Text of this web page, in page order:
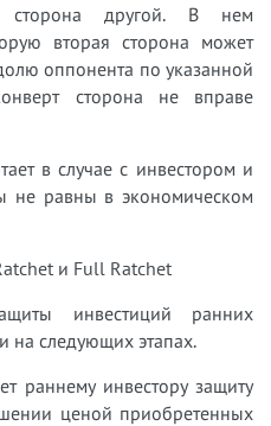
сторона другой. В нем
вторая сторона может
оппонента по указанной
сторона не вправе
в случае с инвестором и
не равны в экономическом
и Full Ratchet
инвестиций ранних
на следующих этапах.
раннему инвестору защиту
ценой приобретенных